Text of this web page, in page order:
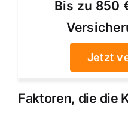
Bis zu 850
Jetzt
Faktoren, die die